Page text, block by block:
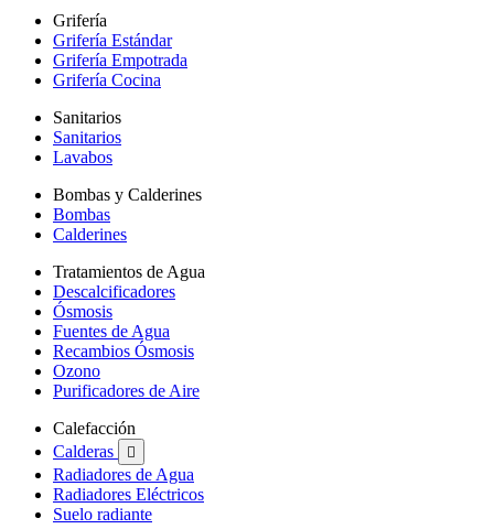
Grifería
Grifería Estándar
Grifería Empotrada
Grifería Cocina
Sanitarios
Sanitarios
Lavabos
Bombas y Calderines
Bombas
Calderines
Tratamientos de Agua
Descalcificadores
Ósmosis
Fuentes de Agua
Recambios Ósmosis
Ozono
Purificadores de Aire
Calefacción
Calderas

Radiadores de Agua
Radiadores Eléctricos
Suelo radiante